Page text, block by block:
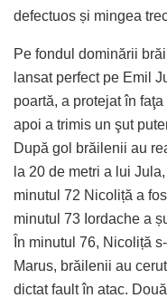
defectuos și mingea
Pe fondul dominării
lansat perfect pe Emil
poartă, a protejat în
apoi a trimis un şut
După gol brăilenii au
la 20 de metri a lui
minutul 72 Nicoliță a
minutul 73 Iordache a
În minutul 76, Nicoliță
Marus, brăilenii au
dictat fault în atac.